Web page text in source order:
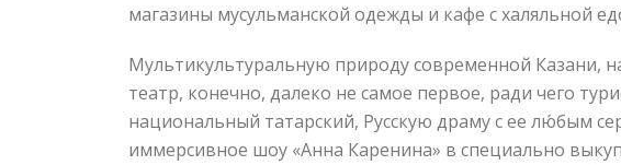
магазины мусульманской одежды и кафе с халяльной
Мультикультуральную природу современной Казани,
театр, конечно, далеко не самое первое, ради чего
национальный татарский, Русскую драму с ее лю́бым
иммерсивное шоу «Анна Каренина» в специально